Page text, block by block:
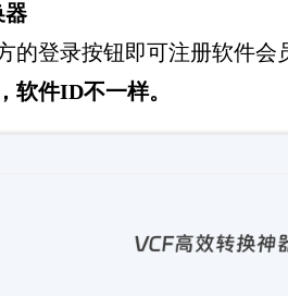
器
的登录按钮即可注册软件会
软件ID不一样。